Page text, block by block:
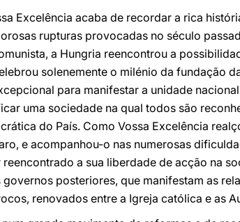
Excelência acaba de recordar a rica
rupturas provocadas no século
a Hungria reencontrou a
solenemente o milénio da fundação
para manifestar a unidade
uma sociedade na qual todos são
do País. Como Vossa Excelência
e acompanhou-o nas numerosas
a sua liberdade de acção na
posteriores, que manifestam as
renovados entre a Igreja católica e as